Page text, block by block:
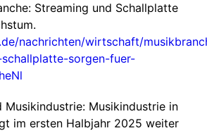
Streaming und Schallplatte
nachrichten/wirtschaft/
sorgen-fuer-
Musikindustrie: Musikindustrie in
im ersten Halbjahr 2025 weiter